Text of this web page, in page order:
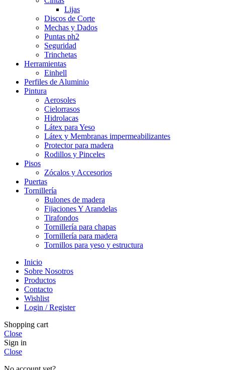
Lijas
Discos de Corte
Mechas y Dados
Puntas ph2
Seguridad
Trinchetas
Herramientas
Einhell
Perfiles de Aluminio
Pintura
Aerosoles
Cielorrasos
Hidrolacas
Látex para Yeso
Látex y Membranas impermeabilizantes
Protector para madera
Rodillos y Pinceles
Pisos
Zócalos y Accesorios
Puertas
Tornillería
Bulones de madera
Fijaciones Y Arandelas
Tirafondos
Tornillería para chapas
Tornillería para madera
Tornillos para yeso y estructura
Inicio
Sobre Nosotros
Productos
Contacto
Wishlist
Login / Register
Shopping cart
Close
Sign in
Close